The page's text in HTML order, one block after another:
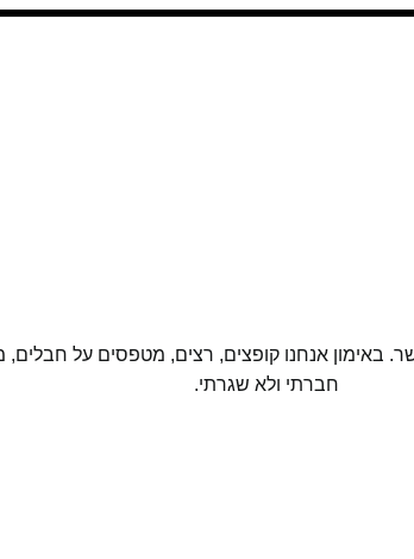
אנחנו קופצים, רצים, מטפסים על חבלים,
חברתי ולא שגרתי.